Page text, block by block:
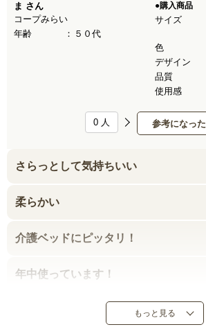
ま さん
コープみらい
年齢
５０代
●購入商品
サイズ
色
デザイン
品質
使用感
参考になった
0 人
さらっとして気持ちいい
柔らかい
介護ベッドにピッタリ！
年中使っています！
もっと見る